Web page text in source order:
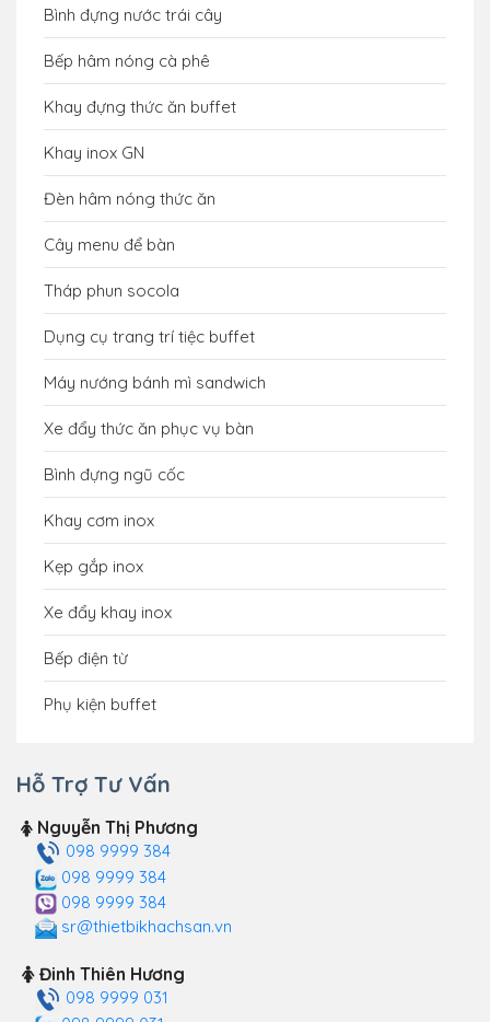
Bình đựng nước trái cây
Bếp hâm nóng cà phê
Khay đựng thức ăn buffet
Khay inox GN
Đèn hâm nóng thức ăn
Cây menu để bàn
Tháp phun socola
Dụng cụ trang trí tiệc buffet
Máy nướng bánh mì sandwich
Xe đẩy thức ăn phục vụ bàn
Bình đựng ngũ cốc
Khay cơm inox
Kẹp gắp inox
Xe đẩy khay inox
Bếp điện từ
Phụ kiện buffet
Hỗ Trợ Tư Vấn
Nguyễn Thị Phương
098 9999 384
098 9999 384
098 9999 384
sr@thietbikhachsan.vn
Đinh Thiên Hương
098 9999 031